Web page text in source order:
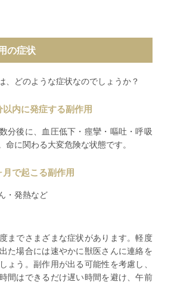
の症状
、どのような症状なのでしょうか？
内に発症する副作用
分後に、血圧低下・痙攣・嘔吐・呼吸
命に関わる大変危険な状態です。
で起こる副作用
・発熱など
までさまざまな症状があります。軽度
た場合には速やかに獣医さんに連絡を
ょう。副作用が出る可能性を考慮し、
間はできるだけ遅い時間を避け、午前